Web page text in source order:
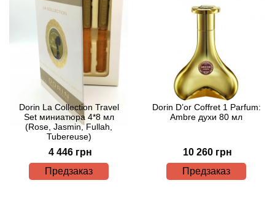
Dorin La Collection Travel
Set миниатюра 4*8 мл
(Rose, Jasmin, Fullah,
Tubereuse)
4 446 грн
Предзаказ
Dorin D’or Coffret 1 Parfum:
Ambre духи 80 мл
10 260 грн
Предзаказ
Affinessence
Agatha Ruiz de la Prada
Agent Provocateur
Agonist
Aigner